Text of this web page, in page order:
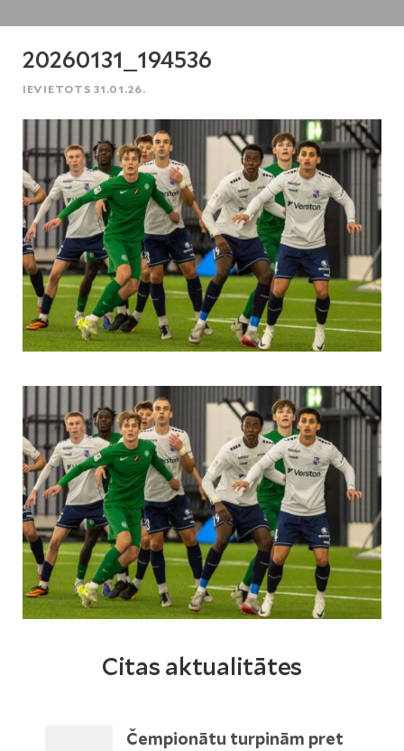
20260131_194536
IEVIETOTS 31.01.26.
Citas aktualitātes
Čempionātu turpinām pret